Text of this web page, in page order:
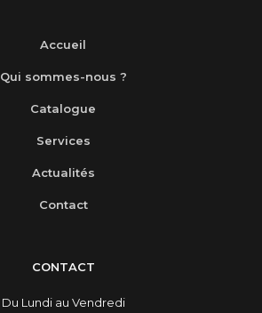
Accueil
Qui sommes-nous ?
Catalogue
Services
Actualités
Contact
CONTACT
Du Lundi au Vendredi